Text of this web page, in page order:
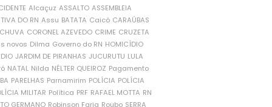
Alcaçuz ASSALTO ASSEMBLEIA
DO RN Assu BATATA Caicó CARAÚBAS
CORONEL AZEVEDO CRIME CRUZETA
novos Dilma Governo do RN HOMICÍDIO
JARDIM DE PIRANHAS JUCURUTU LULA
NATAL Nilda NÉLTER QUEIROZ Pagamento
PARELHAS Parnamirim POLÍCIA POLÍCIA
MILITAR Política PRF RAFAEL MOTTA RN
GERMANO Robinson Faria Roubo SERRA